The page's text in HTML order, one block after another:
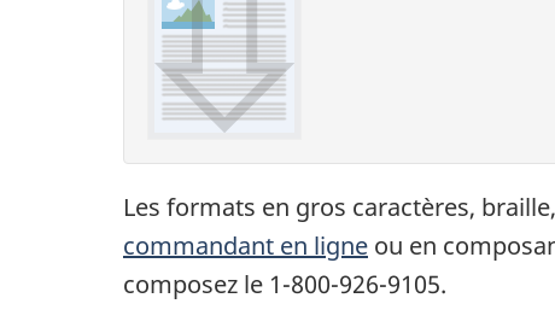
Les formats en gros caractères,
commandant en ligne ou en
composez le 1-800-926-9105.